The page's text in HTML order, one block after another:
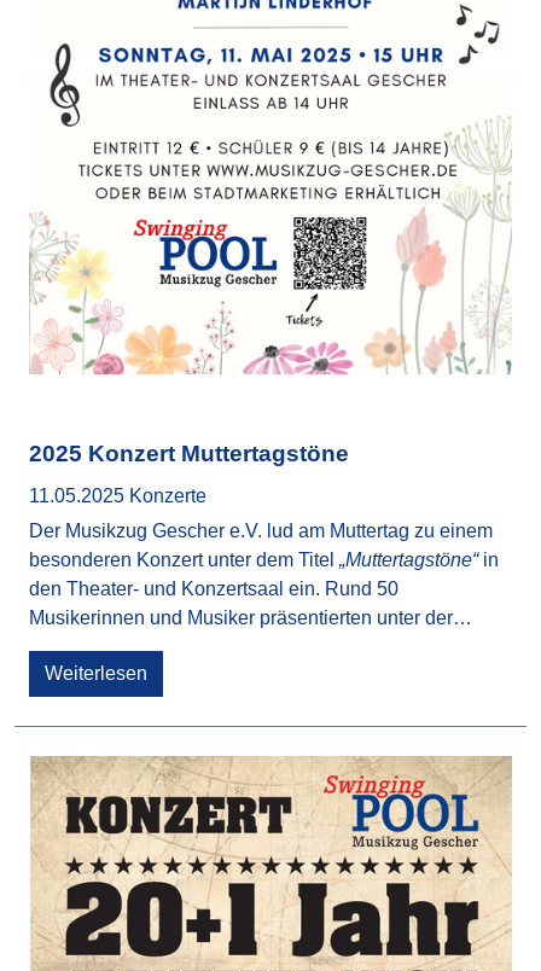
2025 Konzert Muttertagstöne
11.05.2025 Konzerte
Der Musikzug Gescher e.V. lud am Muttertag zu einem
besonderen Konzert unter dem Titel „Muttertagstöne“in
den Theater- und Konzertsaal ein. Rund 50
Musikerinnen und Musiker präsentierten unter der…
Weiterlesen